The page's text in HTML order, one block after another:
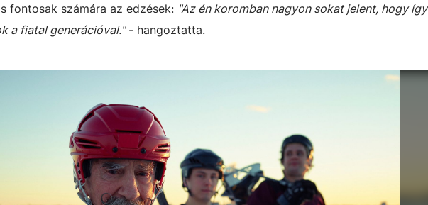
fontosak számára az edzések: "Az én koromban nagyon sokat jelent, hogy így
a fiatal generációval."- hangoztatta.